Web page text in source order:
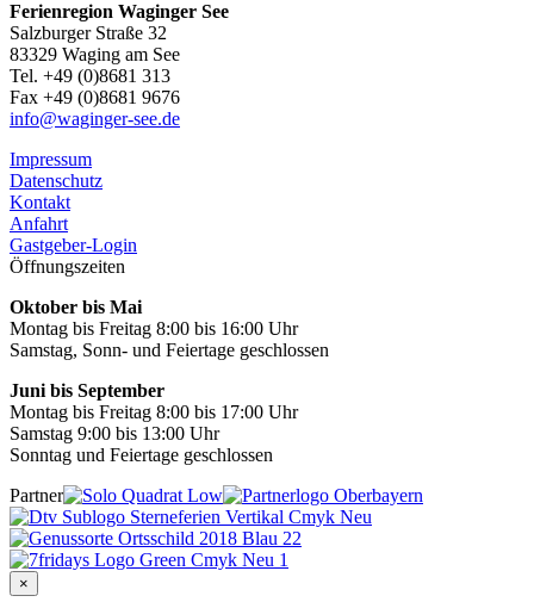
Ferienregion Waginger See
Salzburger Straße 32
83329 Waging am See
Tel. +49 (0)8681 313
Fax +49 (0)8681 9676
info@waginger-see.de
Impressum
Datenschutz
Kontakt
Anfahrt
Gastgeber-Login
Öffnungszeiten
Oktober bis Mai
Montag bis Freitag 8:00 bis 16:00 Uhr
Samstag, Sonn- und Feiertage geschlossen
Juni bis September
Montag bis Freitag 8:00 bis 17:00 Uhr
Samstag 9:00 bis 13:00 Uhr
Sonntag und Feiertage geschlossen
Partner
×